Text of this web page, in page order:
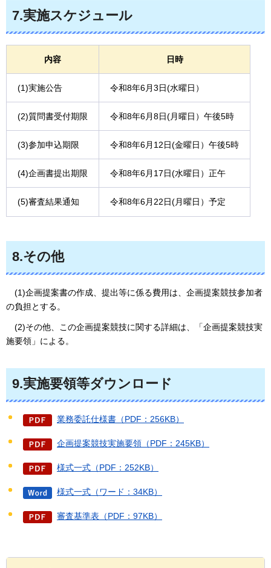
7.実施スケジュール
内容 日時
(1)実施公告 令和8年6月3日(水曜日）
(2)質問書受付期限 令和8年6月8日(月曜日）午後5時
(3)参加申込期限 令和8年6月12日(金曜日）午後5時
(4)企画書提出期限 令和8年6月17日(水曜日）正午
(5)審査結果通知 令和8年6月22日(月曜日）予定
8.その他
(1)企画提案書の作成、提出等に係る費用は、企画提案競技参加者
の負担とする。
(2)その他、この企画提案競技に関する詳細は、「企画提案競技実
施要領」による。
9.実施要領等ダウンロード
業務委託仕様書（PDF：256KB）
企画提案競技実施要領（PDF：245KB）
様式一式（PDF：252KB）
様式一式（ワード：34KB）
審査基準表（PDF：97KB）